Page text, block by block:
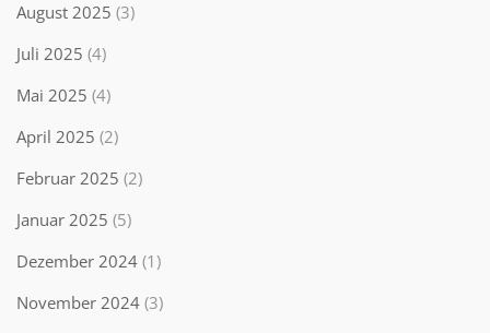
August 2025 (3)
Juli 2025 (4)
Mai 2025 (4)
April 2025 (2)
Februar 2025 (2)
Januar 2025 (5)
Dezember 2024 (1)
November 2024 (3)